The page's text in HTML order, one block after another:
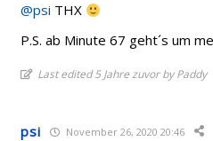
@psi THX
P.S. ab Minute 67 geht´s um
Last edited 5 Jahre zuvor by Paddy
psi November 26, 2020 20:46